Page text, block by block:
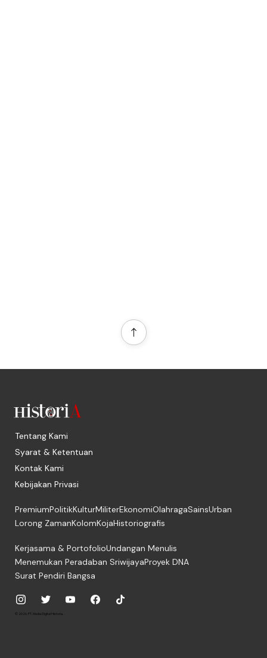
Tentang Kami
Syarat & Ketentuan
Kontak Kami
Kebijakan Privasi
PremiumPolitikKulturMiliterEkonomiOlahragaSainsUrban
Lorong ZamanKolomKojaHistoriografis
Kerjasama & PortofolioUndangan Menulis
Menemukan Peradaban SriwijayaProyek DNA
Surat Pendiri Bangsa
© 2026, PT. Media Digital Historia.